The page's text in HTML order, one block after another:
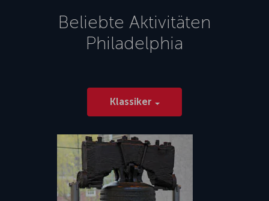
Beliebte Aktivitäten
Philadelphia
Klassiker